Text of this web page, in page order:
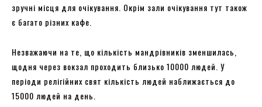
зручні місця для очікування. Окрім зали очікування тут також
є багато різних кафе.
Незважаючи на те, що кількість мандрівників зменшилась,
щодня через вокзал проходить близько 10000 людей. У
періоди релігійних свят кількість людей наближається до
15000 людей на день.